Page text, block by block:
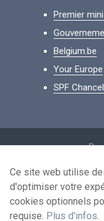
Premier
Belgium.be
Your Europe
SPF
Ce site web utilise
d'optimiser votre
cookies optionnels
requise. Plus d'infos.